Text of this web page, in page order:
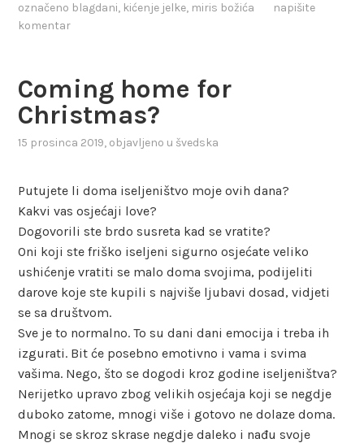
označeno blagdani, kićenje jelke, miris božića
napišite
komentar
Coming home for
Christmas?
15 prosinca 2019, objavljeno u švedska
Putujete li doma iseljeništvo moje ovih dana?
Kakvi vas osjećaji love?
Dogovorili ste brdo susreta kad se vratite?
Oni koji ste friško iseljeni sigurno osjećate veliko
ushićenje vratiti se malo doma svojima, podijeliti
darove koje ste kupili s najviše ljubavi dosad, vidjeti
se sa društvom.
Sve je to normalno. To su dani dani emocija i treba ih
izgurati. Bit će posebno emotivno i vama i svima
vašima. Nego, što se dogodi kroz godine iseljeništva?
Nerijetko upravo zbog velikih osjećaja koji se negdje
duboko zatome, mnogi više i gotovo ne dolaze doma.
Mnogi se skroz skrase negdje daleko i nađu svoje